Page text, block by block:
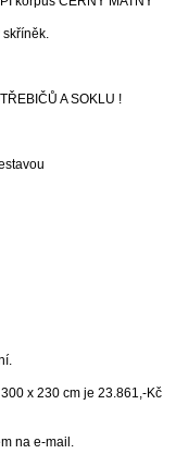
skříněk.
A SOKLU !
x 230 cm je 23.861,-Kč
na e-mail.